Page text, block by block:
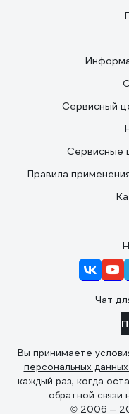
Сервисный
Сервисные
Правила
Чат
Вы принимаете
персональных данных
каждый раз, когда
обратной связи
© 2006 —